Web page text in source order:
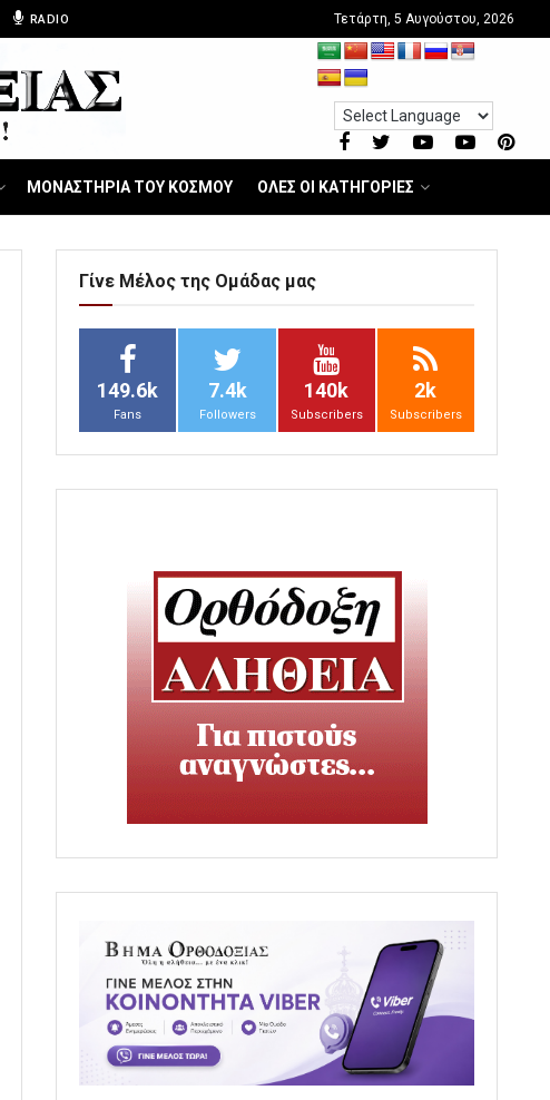
RADIO Τετάρτη, 5 Αυγούστου, 2026
ΜΟΝΑΣΤΗΡΙΑ ΤΟΥ ΚΟΣΜΟΥ ΟΛΕΣ ΟΙ ΚΑΤΗΓΟΡΙΕΣ
Γίνε Μέλος της Ομάδας μας
149.6k
Fans
7.4k
Followers
140k
Subscribers
2k
Subscribers